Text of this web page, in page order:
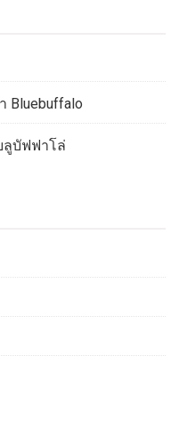
Bluebuffalo
ลูบัฟฟาโล่